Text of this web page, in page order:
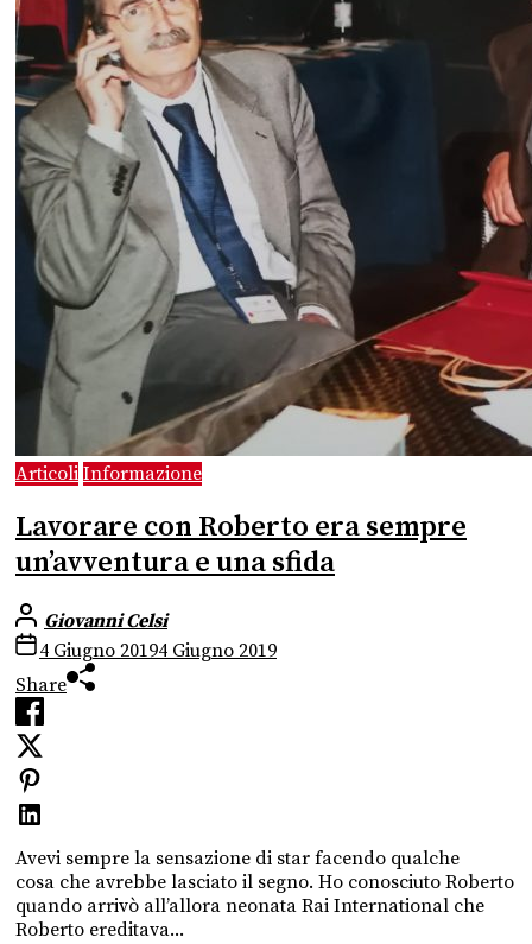
Articoli Informazione
Lavorare con Roberto era sempre
un’avventura e una sfida
Giovanni Celsi
4 Giugno 20194 Giugno 2019
Share
Avevi sempre la sensazione di star facendo qualche
cosa che avrebbe lasciato il segno. Ho conosciuto Roberto
quando arrivò all’allora neonata Rai International che
Roberto ereditava...